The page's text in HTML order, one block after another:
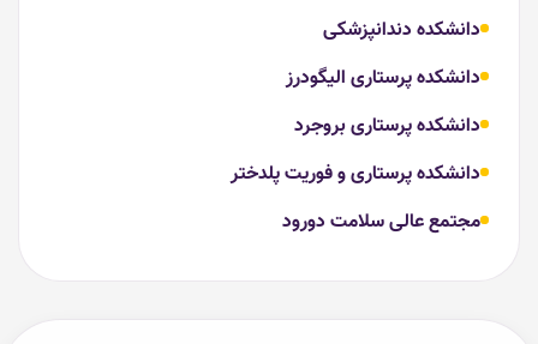
دانشکده دندانپزشکی
دانشکده پرستاری الیگودرز
دانشکده پرستاری بروجرد
دانشکده پرستاری و فوریت پلدختر
مجتمع عالی سلامت دورود